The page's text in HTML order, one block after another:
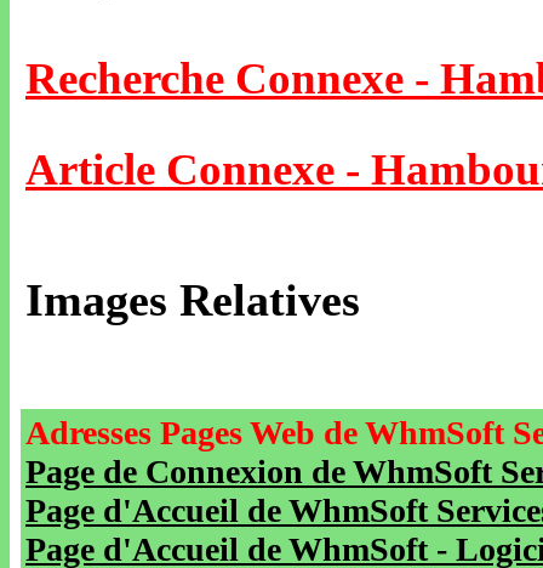
Recherche Connexe -
Article Connexe -
Images Relatives
Adresses Pages Web de WhmSoft
Page de Connexion de WhmSoft
Page d'Accueil de WhmSoft
Page d'Accueil de WhmSoft -